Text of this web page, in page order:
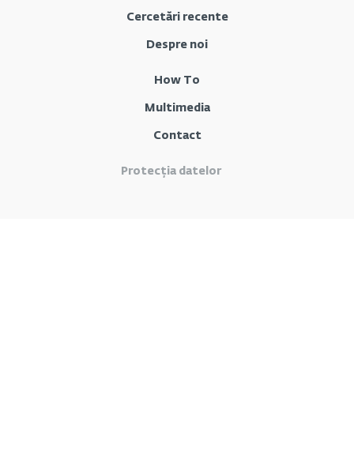
Cercetări recente
Despre noi
How To
Multimedia
Contact
Protecția datelor